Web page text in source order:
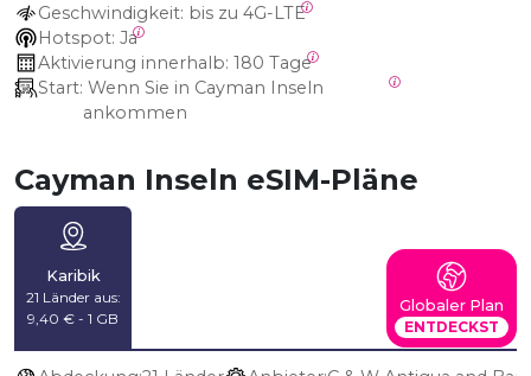
Geschwindigkeit: bis zu 4G-LTE
Hotspot: Ja
Aktivierung innerhalb: 180 Tage
Start:
ankommen
Cayman Inseln eSIM-Pläne
Karibik
21 Länder aus:
9,40 € - 1 GB
Globaler Plan
ENTDECKST